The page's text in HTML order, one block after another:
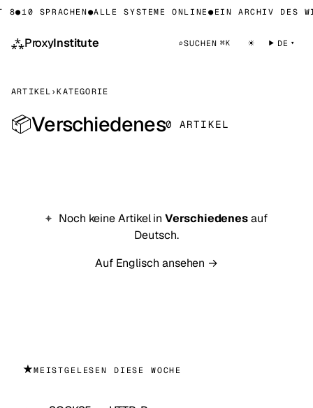
8●10 SPRACHEN●ALLE SYSTEME ONLINE●EIN ARCHIV DES
⁂ProxyInstitute ⌕SUCHEN ⌘K ☀ DE
ARTIKEL ›KATEGORIE
📦Verschiedenes0 ARTIKEL
Noch keine Artikel inVerschiedenesauf
Deutsch.
Auf Englisch ansehen →
★MEISTGELESEN DIESE WOCHE